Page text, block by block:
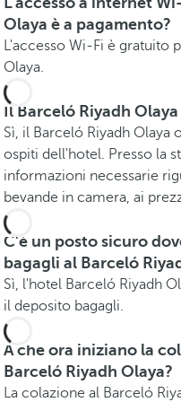
Olaya è a pagamento?
L'accesso Wi-Fi è gratuito
Olaya.
Il Barceló Riyadh
Sì, il Barceló Riyadh Olaya
ospiti dell'hotel. Presso la
informazioni necessarie
bevande in camera, ai
C'è un posto sicuro
bagagli al Barceló
Sì, l'hotel Barceló Riyadh
il deposito bagagli.
A che ora iniziano la
Barceló Riyadh Olaya?
La colazione al Barceló